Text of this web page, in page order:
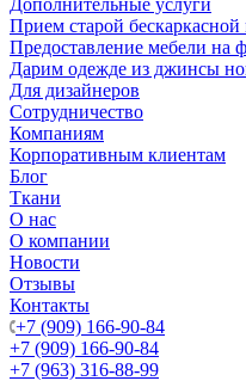
Дополнительные услуги
Прием старой бескаркасной
Предоставление мебели на
Дарим одежде из джинсы
Для дизайнеров
Сотрудничество
Компаниям
Корпоративным клиентам
Блог
Ткани
О нас
О компании
Новости
Отзывы
Контакты
+7 (909) 166-90-84
+7 (909) 166-90-84
+7 (963) 316-88-99